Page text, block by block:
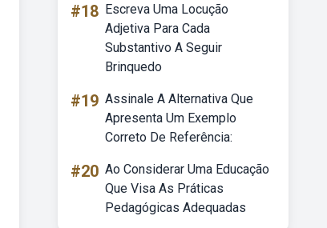
#18 Escreva Uma Locução
Adjetiva Para Cada
Substantivo A Seguir
Brinquedo
#19 Assinale A Alternativa Que
Apresenta Um Exemplo
Correto De Referência:
#20 Ao Considerar Uma Educação
Que Visa As Práticas
Pedagógicas Adequadas